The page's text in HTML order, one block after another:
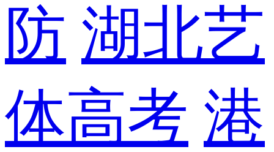
防 湖北艺
体高考 港